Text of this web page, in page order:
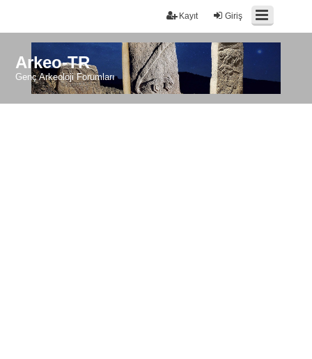
Giriş
Kayıt
Arkeo-TR
Genç Arkeoloji Forumları